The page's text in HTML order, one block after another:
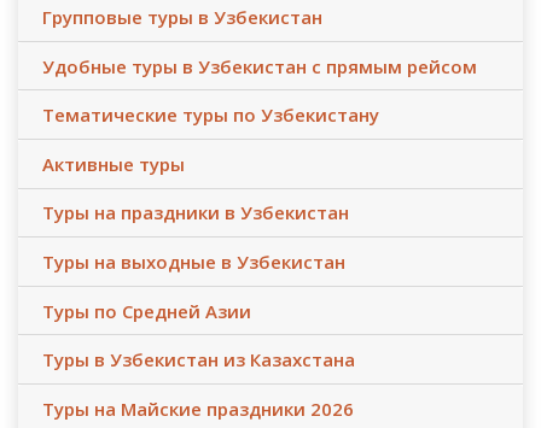
Групповые туры в Узбекистан
Удобные туры в Узбекистан с прямым рейсом
Тематические туры по Узбекистану
Активные туры
Туры на праздники в Узбекистан
Туры на выходные в Узбекистан
Туры по Средней Азии
Туры в Узбекистан из Казахстана
Туры на Майские праздники 2026